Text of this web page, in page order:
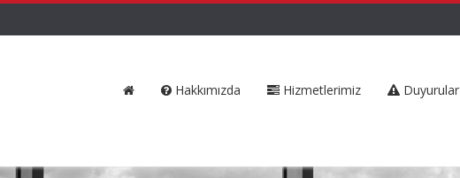
Hakkımızda Hizmetlerimiz Duyurular